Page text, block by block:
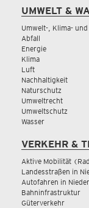
UMWELT &
Umwelt-, Klima-
Abfall
Energie
Klima
Luft
Nachhaltigkeit
Naturschutz
Umweltrecht
Umweltschutz
Wasser
VERKEHR &
Aktive Mobilität
Landesstraßen in
Autofahren in
Bahninfrastruktur
Güterverkehr